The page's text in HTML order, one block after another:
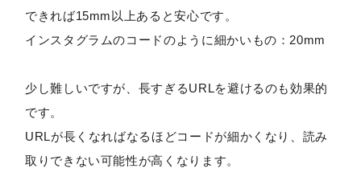
できれば15mm以上あると安心です。
インスタグラムのコードのように細かいもの：20mm
少し難しいですが、長すぎるURLを避けるのも効果的
です。
URLが長くなればなるほどコードが細かくなり、読み
取りできない可能性が高くなります。